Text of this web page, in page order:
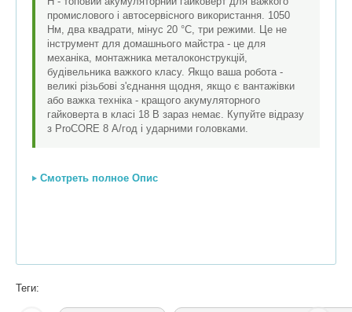
промислового і автосервісного використання. 1050
Нм, два квадрати, мінус 20 °C, три режими. Це не
інструмент для домашнього майстра - це для
механіка, монтажника металоконструкцій,
будівельника важкого класу. Якщо ваша робота -
великі різьбові з'єднання щодня, якщо є вантажівки
або важка техніка - кращого акумуляторного
гайковерта в класі 18 В зараз немає. Купуйте відразу
з ProCORE 8 А/год і ударними головками.
Смотреть полное Опис
Теги: